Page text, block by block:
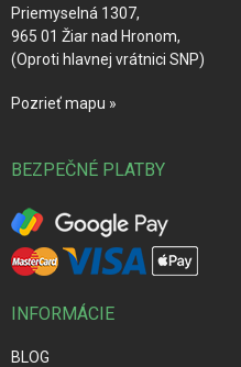
Priemyselná 1307,
965 01 Žiar nad Hronom,
(Oproti hlavnej vrátnici SNP)
Pozrieť mapu »
BEZPEČNÉ PLATBY
INFORMÁCIE
BLOG